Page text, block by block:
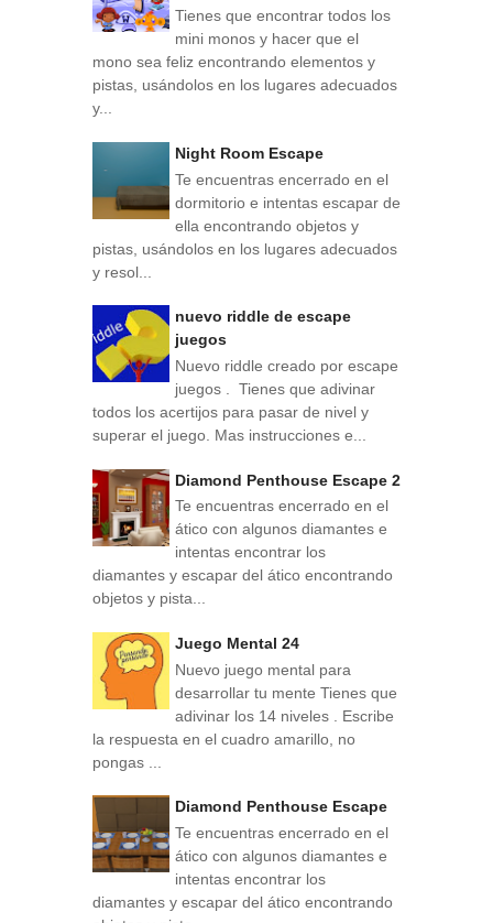
Tienes que encontrar todos los
mini monos y hacer que el
mono sea feliz encontrando elementos y
pistas, usándolos en los lugares adecuados
y...
Night Room Escape
Te encuentras encerrado en el
dormitorio e intentas escapar de
ella encontrando objetos y
pistas, usándolos en los lugares adecuados
y resol...
nuevo riddle de escape
juegos
Nuevo riddle creado por escape
juegos . Tienes que adivinar
todos los acertijos para pasar de nivel y
superar el juego. Mas instrucciones e...
Diamond Penthouse Escape 2
Te encuentras encerrado en el
ático con algunos diamantes e
intentas encontrar los
diamantes y escapar del ático encontrando
objetos y pista...
Juego Mental 24
Nuevo juego mental para
desarrollar tu mente Tienes que
adivinar los 14 niveles . Escribe
la respuesta en el cuadro amarillo, no
pongas ...
Diamond Penthouse Escape
Te encuentras encerrado en el
ático con algunos diamantes e
intentas encontrar los
diamantes y escapar del ático encontrando